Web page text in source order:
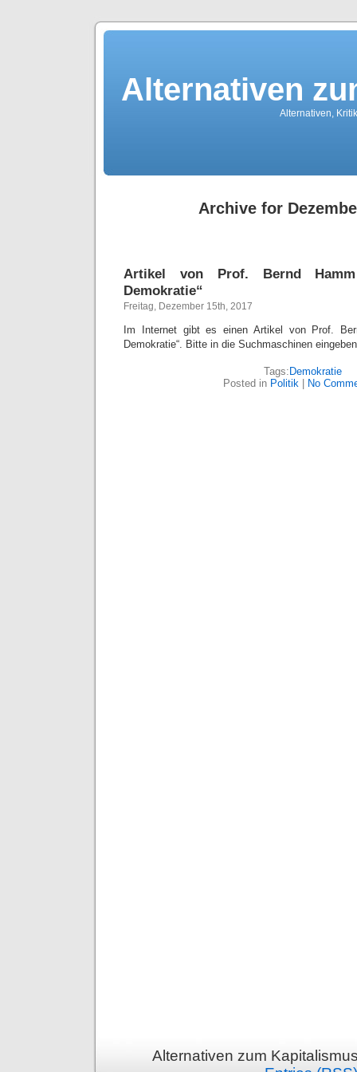
Alternativen
Alternativen,
Archive for
Artikel von Prof. Bernd
Demokratie“
Freitag, Dezember 15th, 2017
Im Internet gibt es einen Artikel von Prof.
Demokratie“. Bitte in die Suchmaschinen
Tags: Demokratie
Posted in Politik No
Alternativen zum